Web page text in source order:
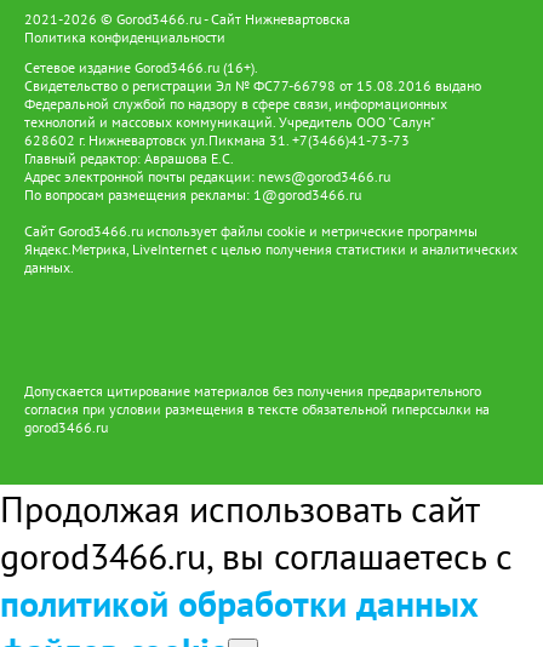
2021-2026 © Gorod3466.ru - Сайт Нижневартовска
Политика конфиденциальности
Сетевое издание Gorod3466.ru (16+).
Свидетельство о регистрации Эл № ФС77-66798 от 15.08.2016 выдано
Федеральной службой по надзору в сфере связи, информационных
технологий и массовых коммуникаций. Учредитель ООО "Салун"
628602 г. Нижневартовск ул.Пикмана 31. +7(3466)41-73-73
Главный редактор: Аврашова Е.С.
Адрес электронной почты редакции: news@gorod3466.ru
По вопросам размещения рекламы: 1@gorod3466.ru
Сайт Gorod3466.ru использует файлы cookie и метрические программы
Яндекс.Метрика, LiveInternet с целью получения статистики и аналитических
данных.
Допускается цитирование материалов без получения предварительного
согласия при условии размещения в тексте обязательной гиперссылки на
gorod3466.ru
Продолжая использовать сайт
gorod3466.ru, вы соглашаетесь с
политикой обработки данных